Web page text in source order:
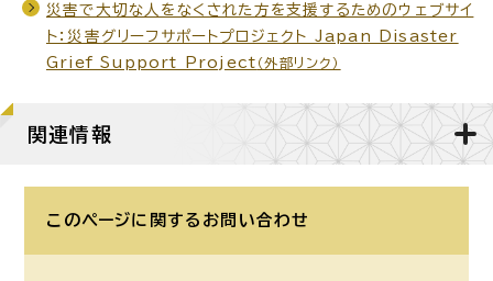
災害で大切な人をなくされた方を支援するためのウェブサイ
ト：災害グリーフサポートプロジェクト Japan Disaster
Grief Support Project （外部リンク）
関連情報
このページに関する お問い合わせ